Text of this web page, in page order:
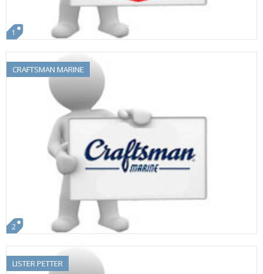
1
CRAFTSMAN MARINE
2
LISTER PETTER